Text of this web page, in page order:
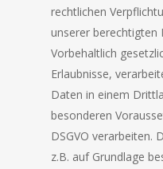
rechtlichen
unserer berechtigten
Vorbehaltlich
Erlaubnisse,
Daten in einem
besonderen
DSGVO verarbeiten.
z.B. auf Grundlage